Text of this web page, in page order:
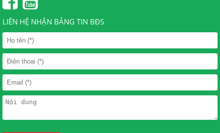
LIÊN HỆ NHẬN BẢNG TIN BĐS